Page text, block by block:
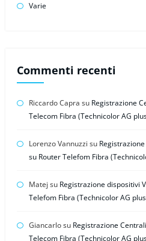
Varie
Commenti recenti
Riccardo Capra su Registrazione
Telecom Fibra (Technicolor AG
Lorenzo Vannuzzi su
su Router Telefom Fibra
Matej su Registrazione dispositivi
Telefom Fibra (Technicolor AG
Giancarlosu Registrazione
Telecom Fibra (Technicolor AG